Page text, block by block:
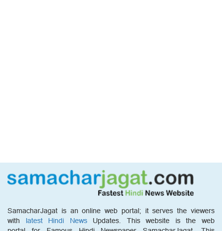
SamacharJagat is an online web portal; it serves the viewers
with latest Hindi NewsUpdates. This website is the web